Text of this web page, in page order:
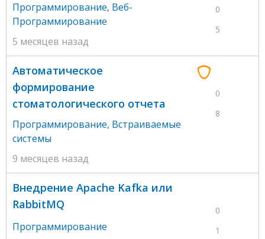
0
5
Программирование, Веб-
Программирование
5 месяцев назад
0
8
Автоматическое
формирование
стоматологического отчета
Программирование, Встраиваемые
системы
9 месяцев назад
0
1
Внедрение Apache Kafka или
RabbitMQ
Программирование